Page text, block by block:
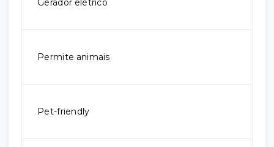
Gerador elétrico
Permite animais
Pet-friendly